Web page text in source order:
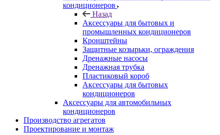
кондиционеров
Назад
Аксессуары для бытовых и
промышленных кондиционеров
Кронштейны
Защитные козырьки, ограждения
Дренажные насосы
Дренажная трубка
Пластиковый короб
Аксессуары для бытовых
кондиционеров
Аксессуары для автомобильных
кондиционеров
Производство агрегатов
Проектирование и монтаж